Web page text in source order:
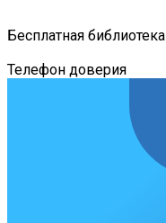
Бесплатная библиотека
Телефон доверия